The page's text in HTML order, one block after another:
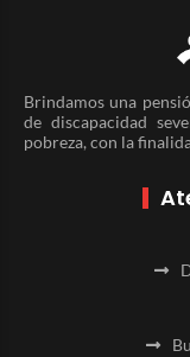
Brindamos una
de discapacidad
pobreza, con la